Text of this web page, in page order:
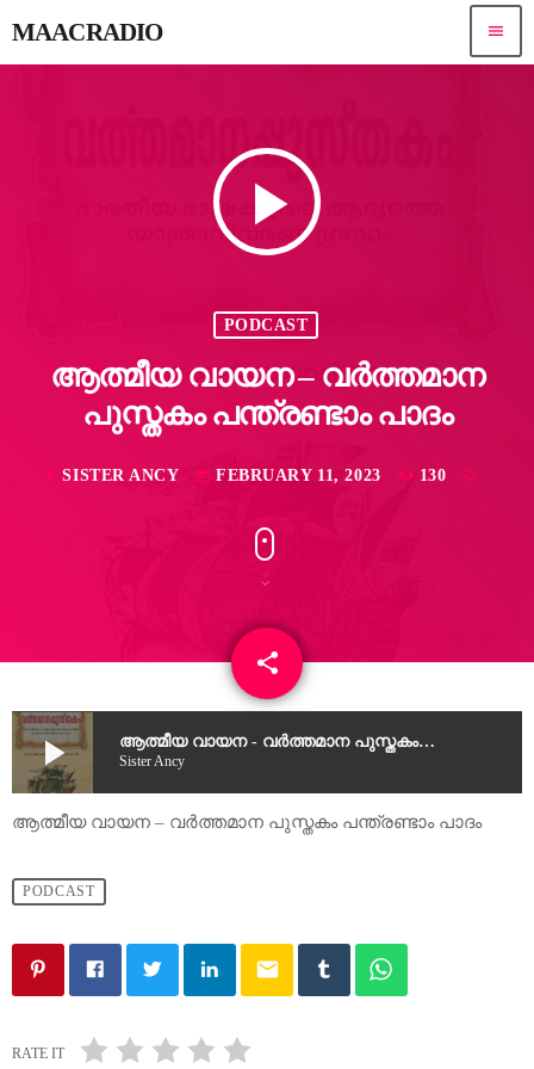
MAACRADIO menu
play_arrow
PODCAST
ആത്മീയ വായന – വർത്തമാന
പുസ്തകം പന്ത്രണ്ടാം പാദം
mic SISTER ANCY today FEBRUARY 11, 2023 130
share
email
play_arrow ആത്മീയ വായന - വർത്തമാന പുസ്തകം പന്ത്രണ്ടാം പാദം
Sister Ancy
ആത്മീയ വായന – വർത്തമാന പുസ്തകം പന്ത്രണ്ടാം പാദം
PODCAST
email
RATE IT